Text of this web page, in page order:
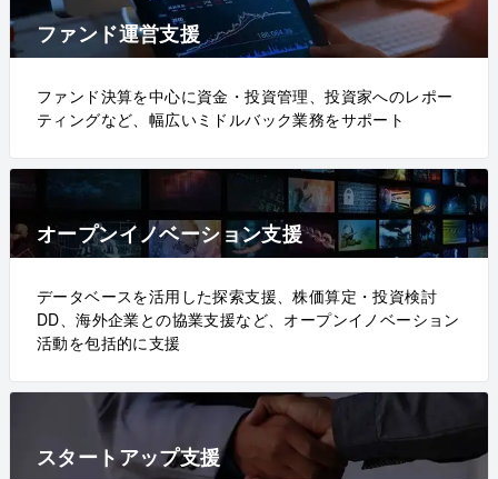
ファンド運営支援
ファンド決算を中心に資金・投資管理、投資家へのレポー
ティングなど、幅広いミドルバック業務をサポート
オープンイノベーション支援
データベースを活用した探索支援、株価算定・投資検討
DD、海外企業との協業支援など、オープンイノベーション
活動を包括的に支援
スタートアップ支援